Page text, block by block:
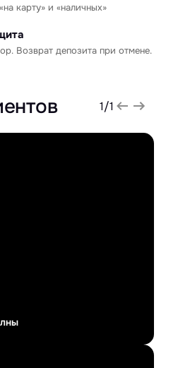
карту» и «наличных»
Возврат депозита при отмене.
1/1